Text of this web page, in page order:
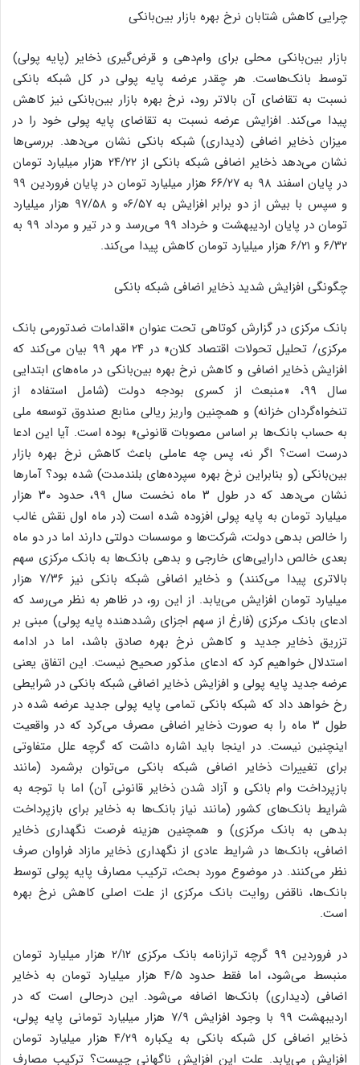
چرایی کاهش شتابان نرخ بهره بازار بین‌بانکی
بازار بین‌بانکی محلی برای وام‌دهی و قرض‌گیری ذخایر (پایه پولی)
توسط بانک‌هاست. هر چقدر عرضه پایه ‌پولی در کل شبکه بانکی
نسبت به تقاضای آن بالاتر رود، نرخ بهره بازار بین‌بانکی نیز کاهش
پیدا می‌کند. افزایش عرضه نسبت به تقاضای پایه ‌پولی خود را در
میزان ذخایر اضافی (دیداری) شبکه بانکی نشان می‌دهد. بررسی‌ها
نشان می‌دهد ذخایر اضافی شبکه بانکی از ۲۴/۲۲ هزار میلیارد تومان
در پایان اسفند ۹۸ به ۶۶/۲۷ هزار میلیارد تومان در پایان فروردین ۹۹
و سپس با بیش از دو برابر افزایش به ۰۶/۵۷ و ۹۷/۵۸ هزار میلیارد
تومان در پایان اردیبهشت و خرداد ۹۹ می‌رسد و در تیر و مرداد ۹۹ به
۶/۳۲ و ۶/۲۱ هزار میلیارد تومان کاهش پیدا می‌کند.
چگونگی افزایش شدید ذخایر اضافی شبکه بانکی
بانک مرکزی در گزارش کوتاهی تحت عنوان «اقدامات ضدتورمی بانک
مرکزی/ تحلیل تحولات اقتصاد کلان» در ۲۴ مهر ۹۹ بیان می‌کند که
افزایش ذخایر اضافی و کاهش نرخ بهره بین‌بانکی در ماه‌های ابتدایی
سال ۹۹، «منبعث از کسری بودجه دولت (شامل استفاده از
تنخواه‌گردان خزانه) و همچنین واریز ریالی منابع صندوق توسعه ملی
به حساب بانک‌ها بر اساس مصوبات قانونی» بوده است. آیا این ادعا
درست است؟ اگر نه، پس چه عاملی باعث کاهش نرخ بهره بازار
بین‌بانکی (و بنابراین نرخ بهره سپرده‌های بلندمدت) شده بود؟ آمارها
نشان می‌دهد که در طول ۳ ماه نخست سال ۹۹، حدود ۳۰ هزار
میلیارد تومان به پایه ‌پولی افزوده شده است (در ماه اول نقش غالب
را خالص بدهی دولت، شرکت‌ها و موسسات دولتی دارند اما در دو ماه
بعدی خالص دارایی‌های خارجی و بدهی بانک‌ها به بانک مرکزی سهم
بالاتری پیدا می‌کنند) و ذخایر اضافی شبکه بانکی نیز ۷/۳۶ هزار
میلیارد تومان افزایش می‌یابد. از این رو، در ظاهر به نظر می‌رسد که
ادعای بانک مرکزی (فارغ از سهم اجزای رشددهنده پایه ‌پولی) مبنی بر
تزریق ذخایر جدید و کاهش نرخ بهره صادق باشد، اما در ادامه
استدلال خواهیم کرد که ادعای مذکور صحیح نیست. این اتفاق یعنی
عرضه جدید پایه‌ پولی و افزایش ذخایر اضافی شبکه بانکی در شرایطی
رخ خواهد داد که شبکه بانکی تمامی پایه‌ پولی جدید عرضه شده در
طول ۳ ماه را به صورت ذخایر اضافی مصرف می‌کرد که در واقعیت
اینچنین نیست. در اینجا باید اشاره داشت که گرچه علل متفاوتی
برای تغییرات ذخایر اضافی شبکه بانکی می‌توان برشمرد (مانند
بازپرداخت وام‌ بانکی و آزاد شدن ذخایر قانونی آن) اما با توجه به
شرایط بانک‌های کشور (مانند نیاز بانک‌ها به ذخایر برای بازپرداخت
بدهی به بانک مرکزی) و همچنین هزینه فرصت نگهداری ذخایر
اضافی، بانک‌ها در شرایط عادی از نگهداری ذخایر مازاد فراوان صرف
نظر می‌کنند. در موضوع مورد بحث، ترکیب مصارف پایه ‌پولی توسط
بانک‌ها، ناقض روایت بانک مرکزی از علت اصلی کاهش نرخ بهره
است.
در فروردین ۹۹ گرچه ترازنامه بانک مرکزی ۲/۱۲ هزار میلیارد تومان
منبسط می‌شود، اما فقط حدود ۴/۵ هزار میلیارد تومان به ذخایر
اضافی (دیداری) بانک‌ها اضافه می‌شود. این درحالی است که در
اردیبهشت ۹۹ با وجود افزایش ۷/۹ هزار میلیارد تومانی پایه‌ پولی،
ذخایر اضافی کل شبکه بانکی به یکباره ۴/۲۹ هزار میلیارد تومان
افزایش می‌یابد. علت این افزایش ناگهانی چیست؟ ترکیب مصارف